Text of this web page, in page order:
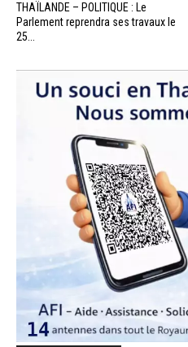
THAÏLANDE – POLITIQUE : Le
Parlement reprendra ses travaux le
25...